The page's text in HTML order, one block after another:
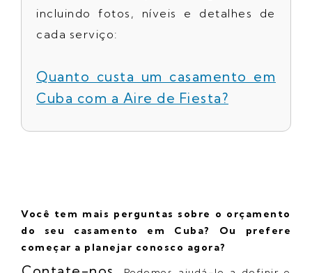
incluindo fotos, níveis e detalhes de
cada serviço:
Quanto custa um casamento em
Cuba com a Aire de Fiesta?
Você tem mais perguntas sobre o orçamento
do seu casamento em Cuba? Ou prefere
começar a planejar conosco agora?